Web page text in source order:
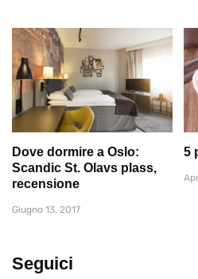
Dove dormire a Oslo:
Scandic St. Olavs plass,
recensione
Giugno 13, 2017
5
Seguici